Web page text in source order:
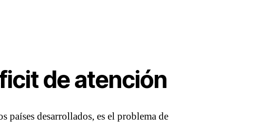
de atención
países desarrollados, es el problema de